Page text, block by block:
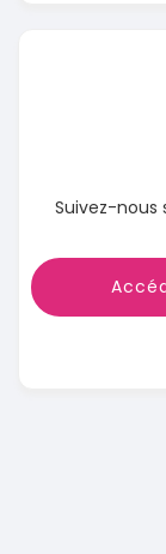
Suivez-nous